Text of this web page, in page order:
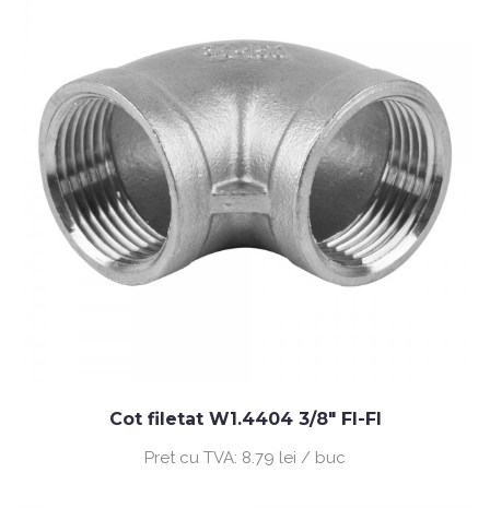
Cot filetat W1.4404 3/8" FI-FI
Pret cu TVA: 8.79 lei / buc